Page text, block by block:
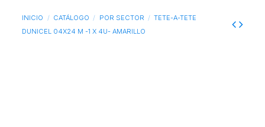
INICIO CATÁLOGO POR SECTOR
TETE-A-TETE
DUNICEL 04X24 M -1 X 4U- AMARILLO